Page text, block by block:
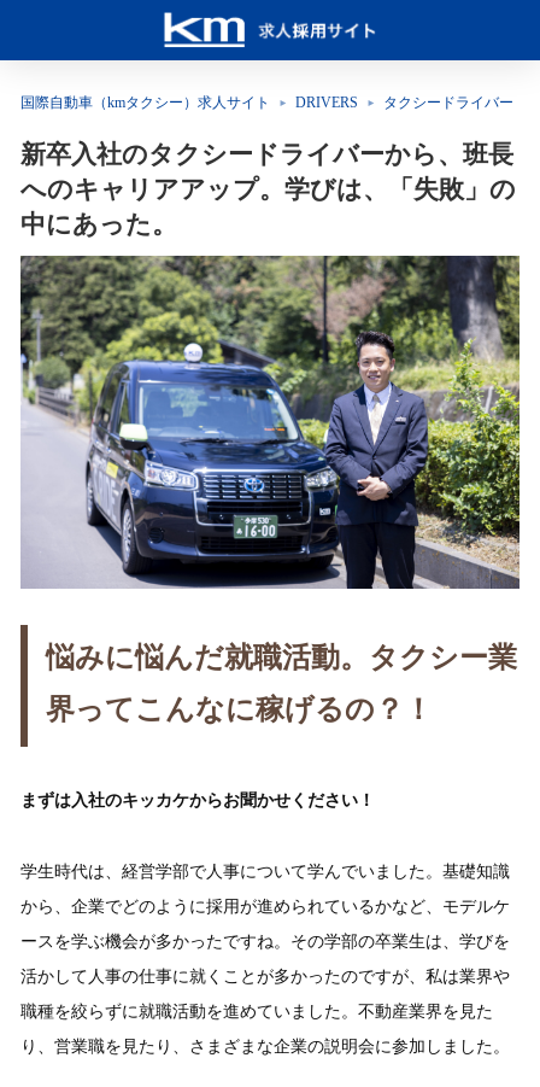
国際自動車（kmタクシー）求人サイト DRIVERS タクシードライバー
新卒入社のタクシードライバーから、班長
へのキャリアアップ。学びは、「失敗」の
中にあった。
悩みに悩んだ就職活動。タクシー業
界ってこんなに稼げるの？！
まずは入社のキッカケからお聞かせください！
学生時代は、経営学部で人事について学んでいました。基礎知識
から、企業でどのように採用が進められているかなど、モデルケ
ースを学ぶ機会が多かったですね。その学部の卒業生は、学びを
活かして人事の仕事に就くことが多かったのですが、私は業界や
職種を絞らずに就職活動を進めていました。不動産業界を見た
り、営業職を見たり、さまざまな企業の説明会に参加しました。